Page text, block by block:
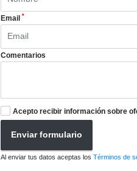
Email *
Comentarios
Acepto recibir información sobre
Enviar formulario
Al enviar tus datos aceptas los Términos de